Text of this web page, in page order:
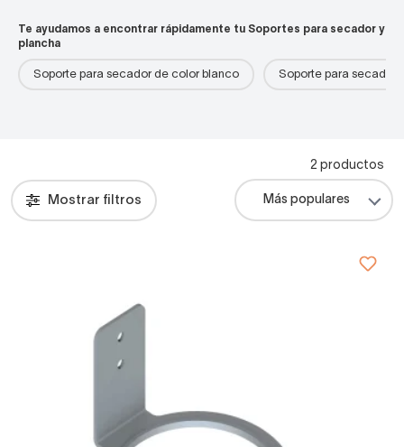
Te ayudamos a encontrar rápidamente tu Soportes para secador y
plancha
Soporte para secador de color blanco Soporte para secador
Mostrar filtros
2 productos